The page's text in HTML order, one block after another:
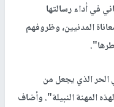
في أداء رسالتها
المدنيين، وظروفهم
الحر الذي يجعل من
المهنة النبيلة". وأضاف